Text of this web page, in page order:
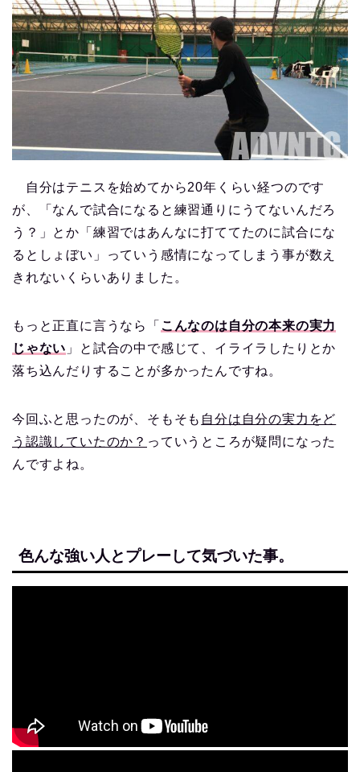
自分はテニスを始めてから20年くらい経つのです
が、「なんで試合になると練習通りにうてないんだろ
う？」とか「練習ではあんなに打ててたのに試合にな
るとしょぼい」っていう感情になってしまう事が数え
きれないくらいありました。
もっと正直に言うなら「 こんなのは自分の本来の実力
じゃない 」と試合の中で感じて、イライラしたりとか
落ち込んだりすることが多かったんですね。
今回ふと思ったのが、そもそも 自分は自分の実力をど
う認識していたのか？ っていうところが疑問になった
んですよね。
色んな強い人とプレーして気づいた事。